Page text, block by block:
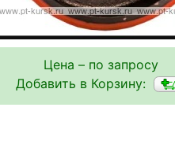
Цена – по запросу
Добавить в Корзину: